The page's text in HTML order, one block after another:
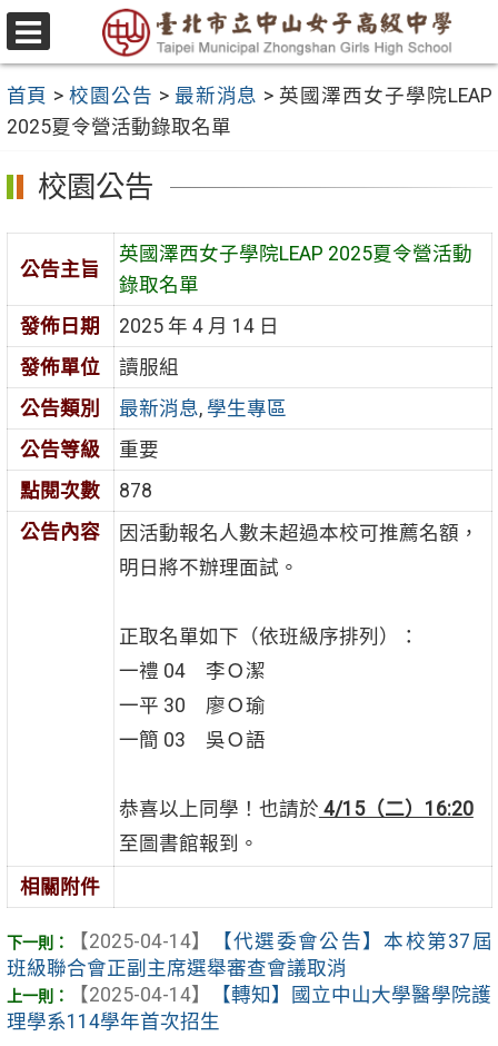
跳
至
要
內
容
區
選
單
首頁 >校園公告 > 最新消息 >英國澤西女子學院LEAP
2025夏令營活動錄取名單
校園公告
公告主旨
英國澤西女子學院LEAP 2025夏令營活動
錄取名單
發佈日期
2025 年 4 月 14 日
發佈單位
讀服組
公告類別
最新消息, 學生專區
公告等級
重要
點閱次數
878
公告內容
因活動報名人數未超過本校可推薦名額，
明日將不辦理面試。
正取名單如下（依班級序排列）：
一禮 04 李Ｏ潔
一平 30 廖Ｏ瑜
一簡 03 吳Ｏ語
恭喜以上同學！也請於 4/15（二）16:20
至圖書館報到。
相關附件
【2025-04-14】
【代選委會公告】本校第37屆
班級聯合會正副主席選舉審查會議取消
【2025-04-14】
【轉知】國立中山大學醫學院護
理學系114學年首次招生